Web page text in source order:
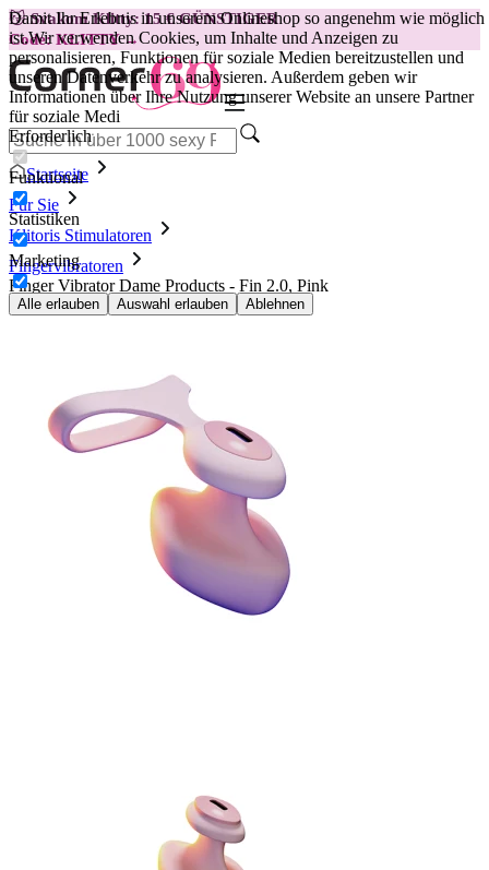
Damit Ihr Erlebnis in unserem Onlineshop so angenehm wie möglich
ist.Wir verwenden Cookies, um Inhalte und Anzeigen zu
personalisieren, Funktionen für soziale Medien bereitzustellen und
unseren Datenverkehr zu analysieren. Außerdem geben wir
Informationen über Ihre Nutzung unserer Website an unsere Partner
für soziale Medi
Erforderlich
Funktional
Statistiken
Marketing
Alle erlauben Auswahl erlauben Ablehnen
😽Svakom Klitty: 15 € GÜNSTIGER
Code: KLITTY →
Startseite
Für Sie
Klitoris Stimulatoren
Fingervibratoren
Finger Vibrator Dame Products - Fin 2.0, Pink